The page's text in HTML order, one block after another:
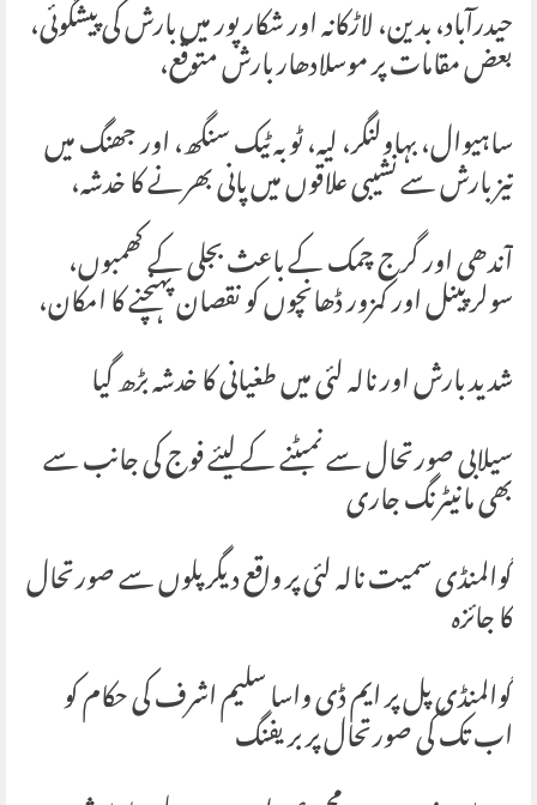
حیدرآباد، بدین، لاڑکانہ اور شکارپور میں بارش کی پیشگوئی،
بعض مقامات پر موسلادھار بارش متوقع،
ساہیوال، بہاولنگر، لیہ، ٹوبہ ٹیک سنگھ، اور جھنگ میں
تیز بارش سے نشیبی علاقوں میں پانی بھرنے کا خدشہ،
آندھی اور گرج چمک کے باعث بجلی کے کھمبوں،
سولر پینل اور کمزور ڈھانچوں کو نقصان پہنچنے کا امکان،
شدید بارش اور نالہ لئی میں طغیانی کا خدشہ بڑھ گیا
سیلابی صورتحال سے نمبٹنے کے لیئے فوج کی جانب سے
بھی مانیٹرنگ جاری
گوالمنڈی سمیت نالہ لئی پر واقع دیگر پلوں سے صورتحال
کا جائزہ
گوالمنڈی پل پر ایم ڈی واسا سلیم اشرف کی حکام کو
اب تک کی صورتحال پر بریفنگ